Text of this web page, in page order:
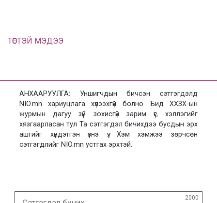
ТӨСТЭЙ МЭДЭЭ
АНХААРУУЛГА: Уншигчдын бичсэн сэтгэгдэлд
NIO.mn хариуцлага хүлээхгүй болно. Бид ХХЗХ-ын
журмын дагуу зүй зохисгүй зарим үг, хэллэгийг
хязгаарласан тул Та сэтгэгдэл бичихдээ бусдын эрх
ашгийг хүндэтгэн үзнэ үү. Хэм хэмжээ зөрчсөн
сэтгэгдлийг NIO.mn устгах эрхтэй.
2000